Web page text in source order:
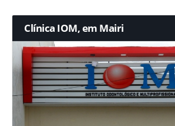
Clínica IOM, em Mairi